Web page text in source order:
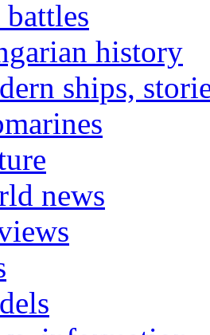
battles
history
ships,
news